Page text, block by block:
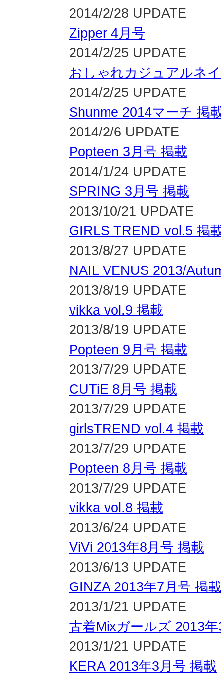
2014/2/28 UPDATE
Zipper 4月号
2014/2/25 UPDATE
おしゃれカジュアルネ
2014/2/25 UPDATE
Shunme 2014マーチ 掲
2014/2/6 UPDATE
Popteen 3月号 掲載
2014/1/24 UPDATE
SPRING 3月号 掲載
2013/10/21 UPDATE
GIRLS TREND vol.5 掲
2013/8/27 UPDATE
NAIL VENUS 2013/
2013/8/19 UPDATE
vikka vol.9 掲載
2013/8/19 UPDATE
Popteen 9月号 掲載
2013/7/29 UPDATE
CUTiE 8月号 掲載
2013/7/29 UPDATE
girlsTREND vol.4 掲載
2013/7/29 UPDATE
Popteen 8月号 掲載
2013/7/29 UPDATE
vikka vol.8 掲載
2013/6/24 UPDATE
ViVi 2013年8月号 掲載
2013/6/13 UPDATE
GINZA 2013年7月号 掲載
2013/1/21 UPDATE
古着Mixガールズ 2013
2013/1/21 UPDATE
KERA 2013年3月号 掲載